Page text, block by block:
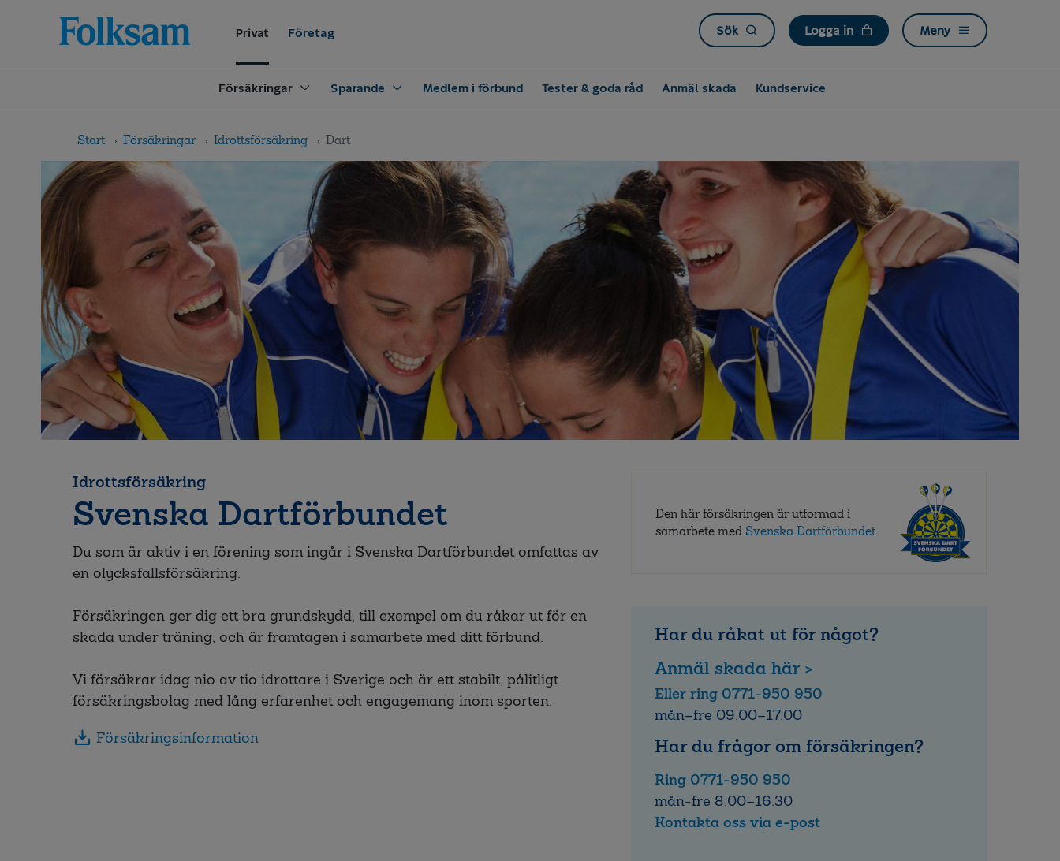
navigation
Privat Företag Sök Logga in Meny
Försäkringar Sparande Medlem i förbund Tester & goda råd Anmäl skada Kundservice
Start Försäkringar Idrottsförsäkring Dart
Idrottsförsäkring
Svenska Dartförbundet
Du som är aktiv i en förening som ingår i Svenska Dartförbundet omfattas av
en olycksfallsförsäkring.
Försäkringen ger dig ett bra grundskydd, till exempel om du råkar ut för en
skada under träning, och är framtagen i samarbete med ditt förbund.
Vi försäkrar idag nio av tio idrottare i Sverige och är ett stabilt, pålitligt
försäkringsbolag med lång erfarenhet och engagemang inom sporten.
Försäkringsinformation
Den här försäkringen är utformad i
samarbete med Svenska Dartförbundet.
Har du råkat ut för något?
Anmäl skada här >
Eller ring 0771-950 950
mån–fre 09.00–17.00
Har du frågor om försäkringen?
Ring 0771-950 950
mån-fre 8.00–16.30
Kontakta oss via e-post